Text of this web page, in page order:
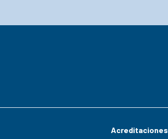
Acreditaciones